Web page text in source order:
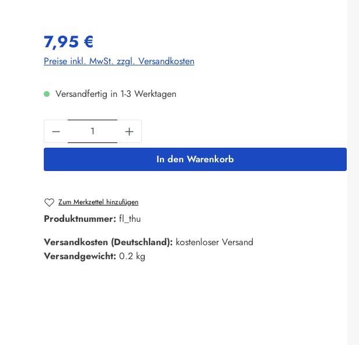
7,95 €
Preise inkl. MwSt. zzgl. Versandkosten
Versandfertig in 1-3 Werktagen
Produkt Anzahl: Gib den gewünschten Wert ein
In den Warenkorb
Zum Merkzettel hinzufügen
Produktnummer: fl_thu
Versandkosten (Deutschland): kostenloser Versand
Versandgewicht: 0.2 kg